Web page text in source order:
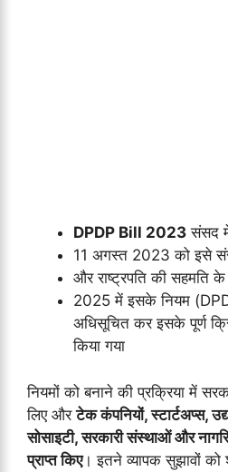
DPDP Bill 2023 संसद
11 अगस्त 2023 को इसे
और राष्ट्रपति की सहमति
2025 में इसके नियम
अधिसूचित कर इसके पूर्ण
किया गया
नियमों को बनाने की प्रक्रिया में
लिए औरटेक कंपनियों, स्टार्टअप्स,
सोसाइटी, सरकारी संस्थाओं और
प्राप्त किए। इतने व्यापक सुझावों को